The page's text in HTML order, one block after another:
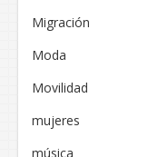
Migración
Moda
Movilidad
mujeres
música